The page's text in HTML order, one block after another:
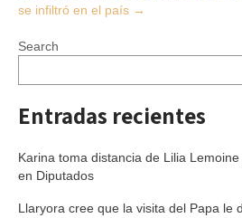
se infiltró en el país →
Search
Entradas recientes
Karina toma distancia de Lilia
en Diputados
Llaryora cree que la visita del Papa le